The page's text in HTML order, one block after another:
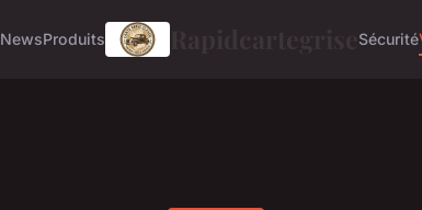
NewsProduits Sécurité